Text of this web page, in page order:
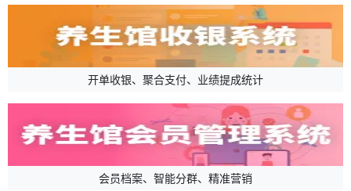
开单收银、聚合支付、业绩提成统计
会员档案、智能分群、精准营销